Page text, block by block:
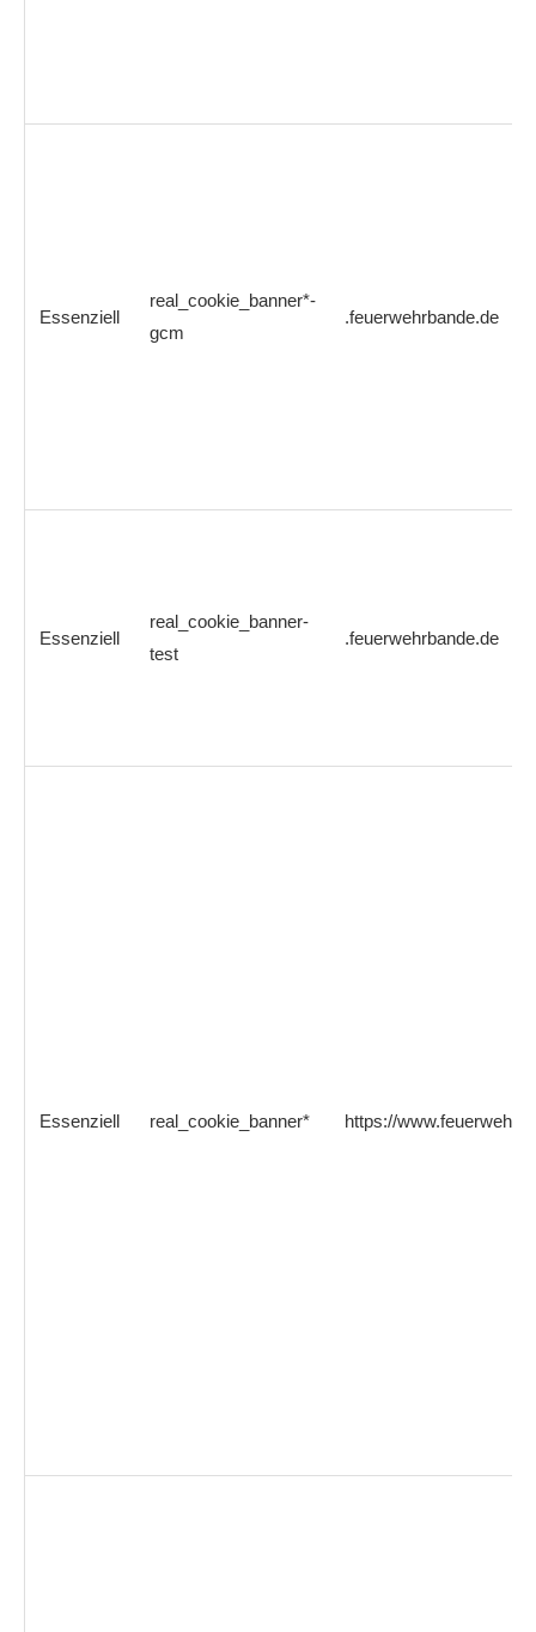
Essenziell
real_cookie_banner*-
gcm
.feuerwehrbande.de
Essenziell
real_cookie_banner-
test
.feuerwehrbande.de
Essenziell real_cookie_banner* https://